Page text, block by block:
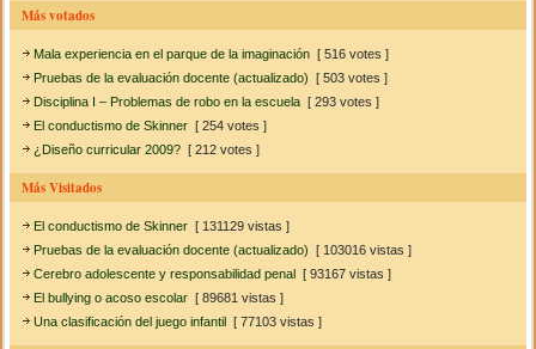
Más votados
Mala experiencia en el parque de la imaginación [ 516 votes ]
Pruebas de la evaluación docente (actualizado) [ 503 votes ]
Disciplina I – Problemas de robo en la escuela [ 293 votes ]
El conductismo de Skinner [ 254 votes ]
¿Diseño curricular 2009? [ 212 votes ]
Más Visitados
El conductismo de Skinner [ 131129 vistas ]
Pruebas de la evaluación docente (actualizado) [ 103016 vistas ]
Cerebro adolescente y responsabilidad penal [ 93167 vistas ]
El bullying o acoso escolar [ 89681 vistas ]
Una clasificación del juego infantil [ 77103 vistas ]